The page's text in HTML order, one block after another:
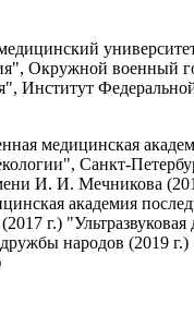
Окружной военный
Институт
медицинская
Санкт-
И. И. Мечникова
академия
г.)
народов (2019